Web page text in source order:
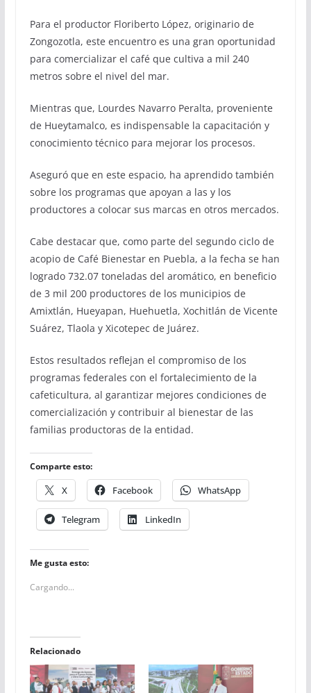
Para el productor Floriberto López, originario de
Zongozotla, este encuentro es una gran oportunidad
para comercializar el café que cultiva a mil 240
metros sobre el nivel del mar.
Mientras que, Lourdes Navarro Peralta, proveniente
de Hueytamalco, es indispensable la capacitación y
conocimiento técnico para mejorar los procesos.
Aseguró que en este espacio, ha aprendido también
sobre los programas que apoyan a las y los
productores a colocar sus marcas en otros mercados.
Cabe destacar que, como parte del segundo ciclo de
acopio de Café Bienestar en Puebla, a la fecha se han
logrado 732.07 toneladas del aromático, en beneficio
de 3 mil 200 productores de los municipios de
Amixtlán, Hueyapan, Huehuetla, Xochitlán de Vicente
Suárez, Tlaola y Xicotepec de Juárez.
Estos resultados reflejan el compromiso de los
programas federales con el fortalecimiento de la
cafeticultura, al garantizar mejores condiciones de
comercialización y contribuir al bienestar de las
familias productoras de la entidad.
Comparte esto:
X Facebook WhatsApp
Telegram LinkedIn
Me gusta esto:
Cargando...
Relacionado